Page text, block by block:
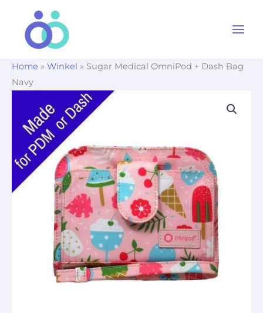
Home » Winkel » Sugar Medical OmniPod + Dash Bag
Navy